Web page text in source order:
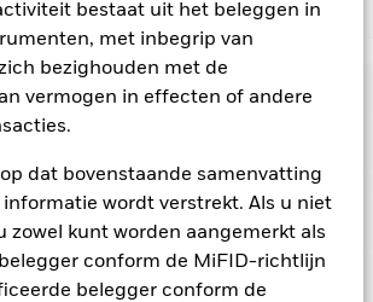
bestaat uit het beleggen in
met inbegrip van
bezighouden met de
vermogen in effecten of andere
dat bovenstaande samenvatting
wordt verstrekt. Als u niet
zowel kunt worden aangemerkt als
conform de MiFID-richtlijn
belegger conform de
Toon minder
Fund
Grafiek
bekijken
is geconcentreerd in specifieke
of bedrijven. Dit betekent dat het
voor lokale economische, markt-,
of regelgevingsgebeurtenissen.
USD 19.235.540.217
kenmerken